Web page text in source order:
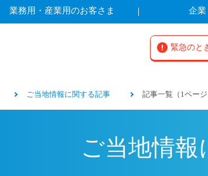
業務用・産業用のお客さま 企業
緊急のと
ご当地情報に関する記事 記事一覧（1ページ
ご当地情報